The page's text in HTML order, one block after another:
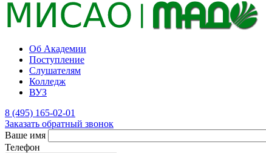
Об Академии
Поступление
Слушателям
Колледж
ВУЗ
8 (495) 165-02-01
Заказать обратный звонок
Ваше имя
Телефон